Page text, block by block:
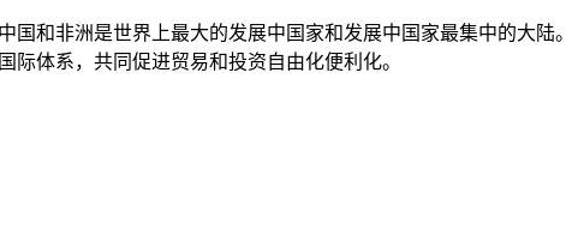
和非洲是世界上最大的发展中国家和发展中国家最集中的大陆。
体系，共同促进贸易和投资自由化便利化。